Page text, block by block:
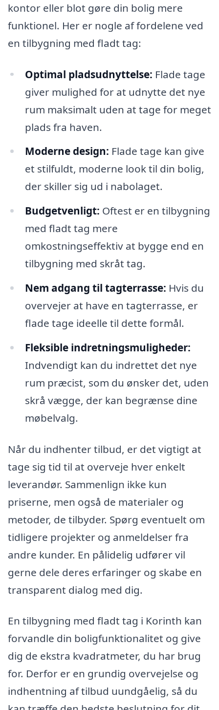
kontor eller blot gøre din bolig mere
funktionel. Her er nogle af fordelene ved
en tilbygning med fladt tag:
Optimal pladsudnyttelse: Flade tage
giver mulighed for at udnytte det nye
rum maksimalt uden at tage for meget
plads fra haven.
Moderne design: Flade tage kan give
et stilfuldt, moderne look til din bolig,
der skiller sig ud i nabolaget.
Budgetvenligt: Oftest er en tilbygning
med fladt tag mere
omkostningseffektiv at bygge end en
tilbygning med skråt tag.
Nem adgang til tagterrasse: Hvis du
overvejer at have en tagterrasse, er
flade tage ideelle til dette formål.
Fleksible indretningsmuligheder:
Indvendigt kan du indrettet det nye
rum præcist, som du ønsker det, uden
skrå vægge, der kan begrænse dine
møbelvalg.
Når du indhenter tilbud, er det vigtigt at
tage sig tid til at overveje hver enkelt
leverandør. Sammenlign ikke kun
priserne, men også de materialer og
metoder, de tilbyder. Spørg eventuelt om
tidligere projekter og anmeldelser fra
andre kunder. En pålidelig udfører vil
gerne dele deres erfaringer og skabe en
transparent dialog med dig.
En tilbygning med fladt tag i Korinth kan
forvandle din boligfunktionalitet og give
dig de ekstra kvadratmeter, du har brug
for. Derfor er en grundig overvejelse og
indhentning af tilbud uundgåelig, så du